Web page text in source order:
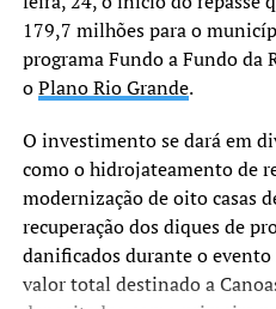
A maioria dos ministros
provas suficientes para
aliados.
Demais condenações
Braga Netto: 26 anos–
Alexandre de Moraes, a
STF determinou pena de 26
reclusão, para o general
179,7 milhões para o
programa Fundo a Fundo da
oPlano Rio Grande.
O investimento se dará em
como o hidrojateamento de
modernização de oito casas
recuperação dos diques de
danificados durante o
valor total destinado a